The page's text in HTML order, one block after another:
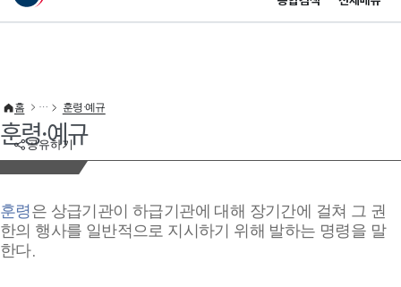
이 누리집은 대한민국 공식 전자정부 누리집입니다.
공유하기
홈 훈령·예규
훈령·예규
훈령은 상급기관이 하급기관에 대해 장기간에 걸쳐 그 권
한의 행사를 일반적으로 지시하기 위해 발하는 명령을 말
한다.